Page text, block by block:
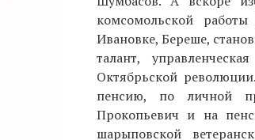
комсомольской
Ивановке, Береше,
талант,
Октябрьской
пенсию, по личной
Прокопьевич и на
шарыповской